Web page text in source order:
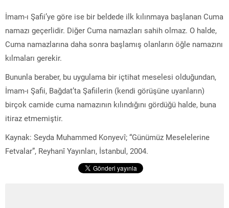
İmam-ı Şafii’ye göre ise bir beldede ilk kılınmaya başlanan Cuma
namazı geçerlidir. Diğer Cuma namazları sahih olmaz. O halde,
Cuma namazlarına daha sonra başlamış olanların öğle namazını
kılmaları gerekir.
Bununla beraber, bu uygulama bir içtihat meselesi olduğundan,
İmam-ı Şafii, Bağdat’ta Şafiilerin (kendi görüşüne uyanların)
birçok camide cuma namazının kılındığını gördüğü halde, buna
itiraz etmemiştir.
Kaynak: Seyda Muhammed Konyevî; “Günümüz Meselelerine
Fetvalar”, Reyhanî Yayınları, İstanbul, 2004.